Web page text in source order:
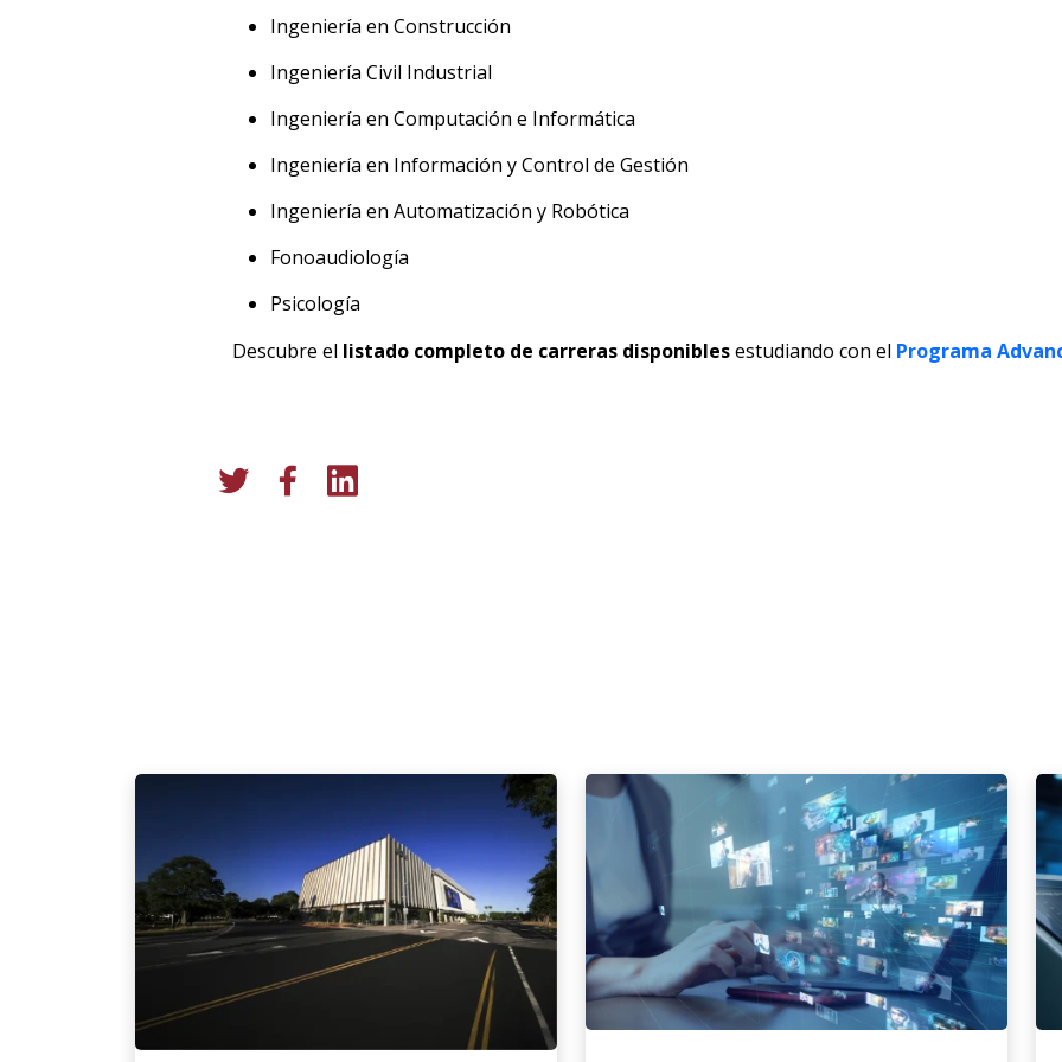
Ingeniería en Construcción
Ingeniería Civil Industrial
Ingeniería en Computación e Informática
Ingeniería en Información y Control de Gestión
Ingeniería en Automatización y Robótica
Fonoaudiología
Psicología
Descubre el listado completo de carreras disponiblesestudiando con el Programa